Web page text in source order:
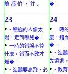
險 都 怕 ， 往 ..
�..
23
• • 積極的人像太
陽，走到哪兒�..
• 一時的錯誤不算
什麼，錯而不改才
是�..
• • 海鷗要高飛，必
24
• 一時
麼，錯
�..
• • 海
先遠退
• • 教